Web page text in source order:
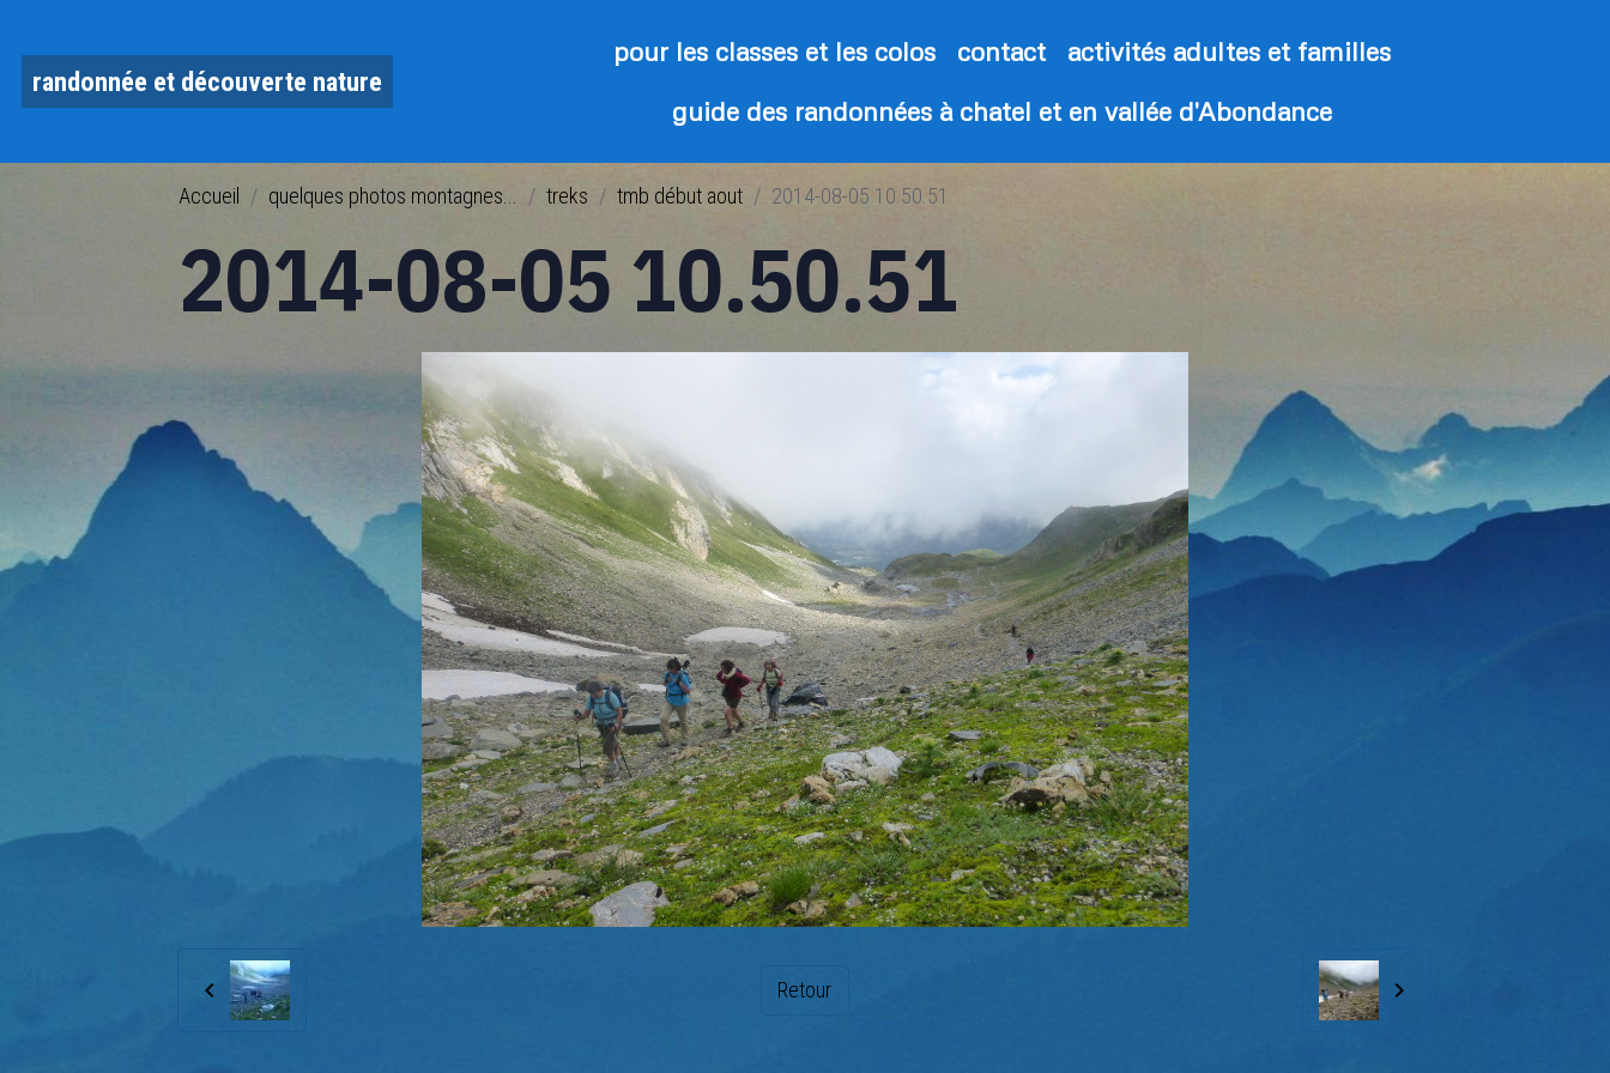
randonnée et découverte nature
pour les classes et les colos contact
activités adultes et familles
guide des randonnées à chatel et en vallée d'Abondance
Accueil quelques photos montagnes... treks tmb début aout 2014-08-05 10.50.51
2014-08-05 10.50.51
Retour